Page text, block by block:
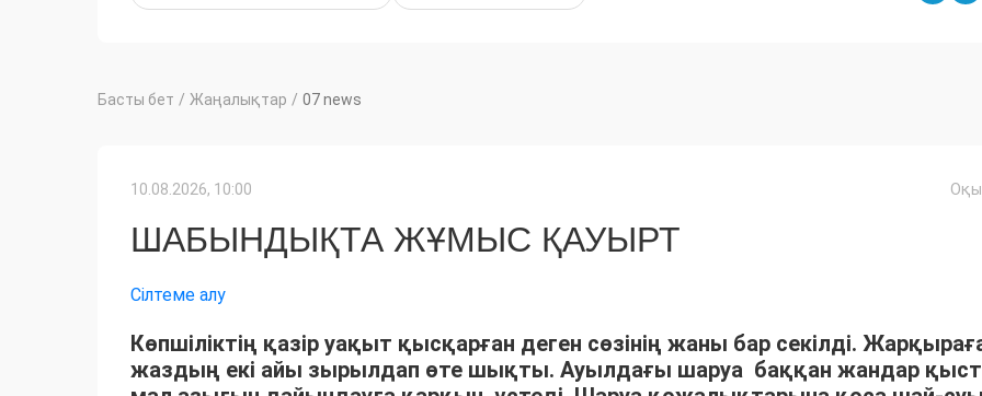
Басты бет / Жаңалықтар / 07 news
10.08.2026, 10:00
ШАБЫНДЫҚТА ЖҰМЫС ҚАУЫРТ
Сілтеме алу
Көпшіліктің қазір уақыт қысқарған деген сөзінің жаны бар секілді.
жаздың екі айы зырылдап өте шықты. Ауылдағы шаруа баққан жандар